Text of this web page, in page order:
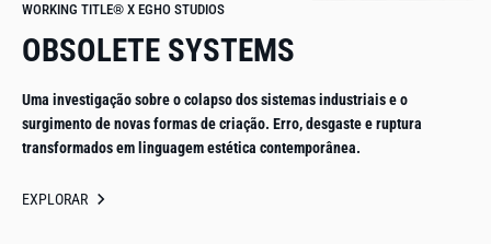
WORKING TITLE® X EGHO STUDIOS
OBSOLETE SYSTEMS
Uma investigação sobre o colapso dos sistemas industriais e o
surgimento de novas formas de criação. Erro, desgaste e ruptura
transformados em linguagem estética contemporânea.
EXPLORAR